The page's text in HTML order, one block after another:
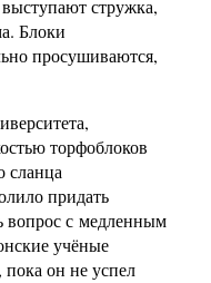
стружка,
Блоки
просушиваются,
торфоблоков
сланца
придать
вопрос с медленным
учёные
он не успел